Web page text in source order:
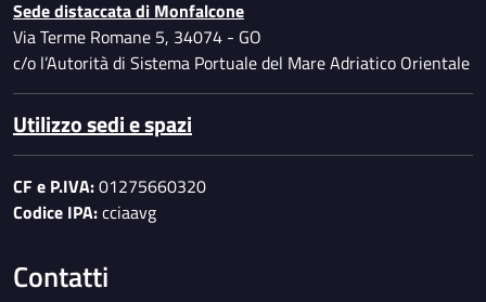
Sede distaccata di Monfalcone
Via Terme Romane 5, 34074 - GO
c/o l’Autorità di Sistema Portuale del Mare Adriatico Orientale
Utilizzo sedi e spazi
CF e P.IVA:01275660320
Codice IPA:cciaavg
Contatti